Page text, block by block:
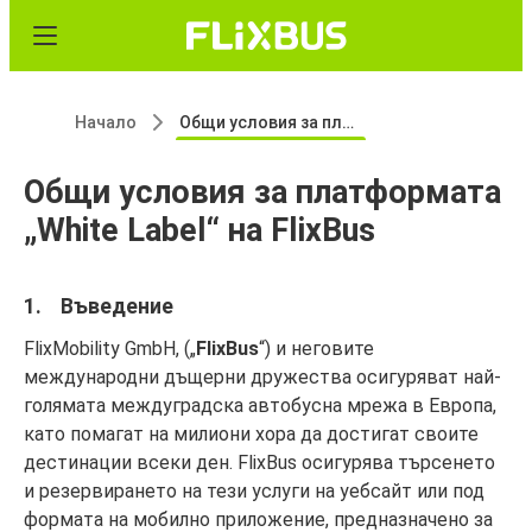
Начало Общи условия за платформата „White Label“ на FlixBus
Общи условия за платформата
„White Label“ на FlixBus
1. Въведение
FlixMobility GmbH, („FlixBus“) и неговите
международни дъщерни дружества осигуряват най-
голямата междуградска автобусна мрежа в Европа,
като помагат на милиони хора да достигат своите
дестинации всеки ден. FlixBus осигурява търсенето
и резервирането на тези услуги на уебсайт или под
формата на мобилно приложение, предназначено за